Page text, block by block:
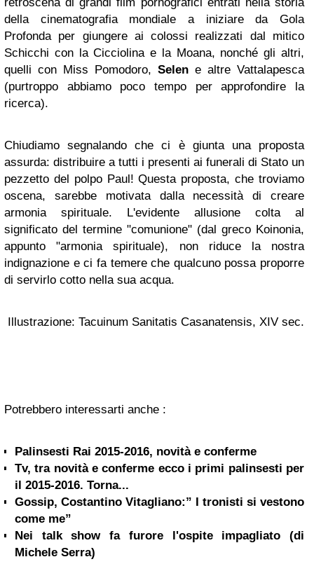
della cinematografia mondiale a iniziare da Gola
Profonda per giungere ai colossi realizzati dal mitico
Schicchi con la Cicciolina e la Moana, nonché gli altri,
quelli con Miss Pomodoro, Selen e altre Vattalapesca
(purtroppo abbiamo poco tempo per approfondire la
ricerca).
Chiudiamo segnalando che ci è giunta una proposta
assurda: distribuire a tutti i presenti ai funerali di Stato un
pezzetto del polpo Paul! Questa proposta, che troviamo
oscena, sarebbe motivata dalla necessità di creare
armonia spirituale. L'evidente allusione colta al
significato del termine "comunione" (dal greco Koinonia,
appunto "armonia spirituale), non riduce la nostra
indignazione e ci fa temere che qualcuno possa proporre
di servirlo cotto nella sua acqua.
Illustrazione: Tacuinum Sanitatis Casanatensis, XIV sec.
Potrebbero interessarti anche :
Palinsesti Rai 2015-2016, novità e conferme
Tv, tra novità e conferme ecco i primi palinsesti per
il 2015-2016. Torna...
Gossip, Costantino Vitagliano:” I tronisti si vestono
come me”
Nei talk show fa furore l'ospite impagliato (di
Michele Serra)